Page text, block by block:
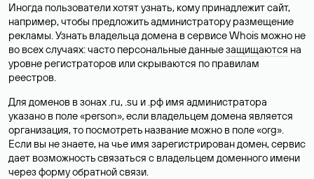
Иногда пользователи хотят узнать, кому принадлежит сайт,
например, чтобы предложить администратору размещение
рекламы. Узнать владельца домена в сервисе Whois можно не
во всех случаях: часто персональные данныезащищаются на
уровне регистраторов или скрываются по правилам
реестров.
Для доменов в зонах .ru, .su и .рф имя администратора
указано в поле «person», если владельцем домена является
организация, то посмотреть название можно в поле «org».
Если вы не знаете, на чье имя зарегистрирован домен, сервис
дает возможность связаться с владельцем доменного имени
через форму обратной связи.